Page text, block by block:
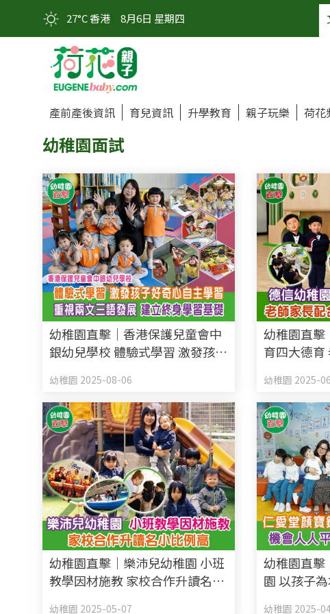
27°C 香港 8月6日 星期四
產前產後資訊 育兒資訊 升學教育 親子玩樂 荷花
幼稚園面試
幼稚園直擊｜香港保護兒童會中
銀幼兒學校 體驗式學習 激發孩子
展 建立終身學習基礎
幼稚園 2025-08-06
幼稚園直擊
育四大德育
幼稚園 2025-
幼稚園直擊｜樂沛兒幼稚園 小班
教學因材施教 家校合作升讀名小
幼稚園 2025-05-07
幼稚園直擊
園 以孩子
幼稚園 2025-